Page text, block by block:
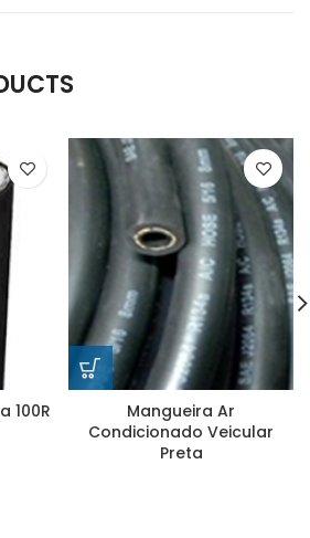
100R
Mangueira Ar
Condicionado Veicular
Preta